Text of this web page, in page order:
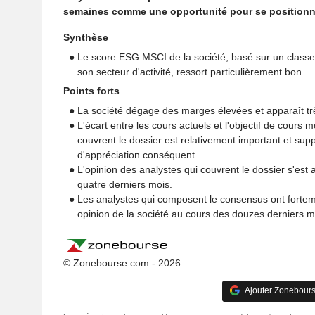
semaines comme une opportunité pour se
Synthèse
● Le score ESG MSCI de la société, basé sur un
son secteur d'activité, ressort particulièrement bon.
Points forts
● La société dégage des marges élevées et apparaît
● L'écart entre les cours actuels et l'objectif de cours
couvrent le dossier est relativement important et
d'appréciation conséquent.
● L'opinion des analystes qui couvrent le dossier s'est
quatre derniers mois.
● Les analystes qui composent le consensus ont
opinion de la société au cours des douzes derniers
© Zonebourse.com - 2026
Ajouter